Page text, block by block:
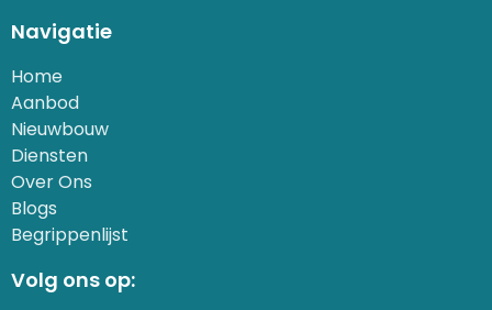
Navigatie
Home
Aanbod
Nieuwbouw
Diensten
Over Ons
Blogs
Begrippenlijst
Volg ons op: